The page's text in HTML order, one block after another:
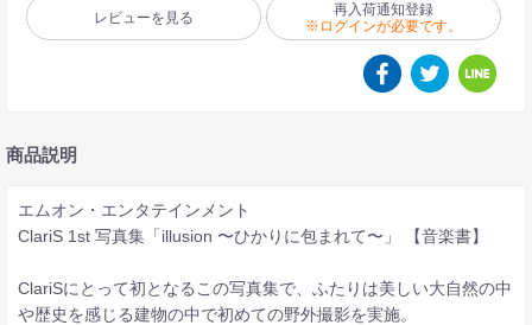
レビューを見る
再入荷通知登録
※ログインが必要です。
商品説明
エムオン・エンタテインメント
ClariS 1st 写真集「illusion 〜ひかりに包まれて〜」 【音楽書】
ClariSにとって初となるこの写真集で、ふたりは美しい大自然の中
や歴史を感じる建物の中で初めての野外撮影を実施。